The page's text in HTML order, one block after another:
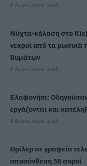
8 Αυγούστου, 2026
Νύχτα-κόλαση στο
νεκροί από τα ρωσικά
θυμάτων
8 Αυγούστου, 2026
Ελαφονήσι:
εργάζονται και
8 Αυγούστου, 2026
Θρίλερ σε γραφείο
αποσύνθεση 56 σοροί